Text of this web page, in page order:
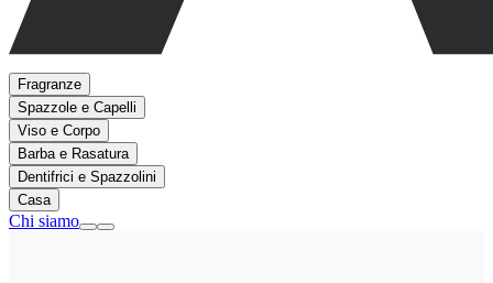
Fragranze
Spazzole e Capelli
Viso e Corpo
Barba e Rasatura
Dentifrici e Spazzolini
Casa
Chi siamo